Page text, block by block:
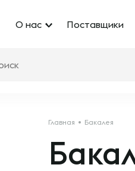
О нас Поставщики
Главная Бакалея